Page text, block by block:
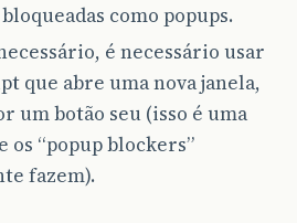
como popups.
é necessário usar
que abre uma nova janela,
um botão seu (isso é uma
os “popup blockers”
fazem).